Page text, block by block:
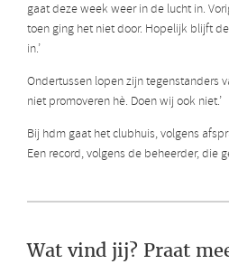
gaat deze week weer in de lucht in.
toen ging het niet door. Hopelijk blijft
in.’
Ondertussen lopen zijn tegenstanders
niet promoveren hè. Doen wij ook niet.’
Bij hdm gaat het clubhuis, volgens
Een record, volgens de beheerder, die
Wat vind jij? Praat